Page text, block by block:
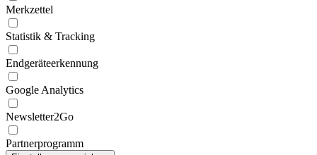
Merkzettel
Statistik & Tracking
Endgeräteerkennung
Google Analytics
Newsletter2Go
Partnerprogramm